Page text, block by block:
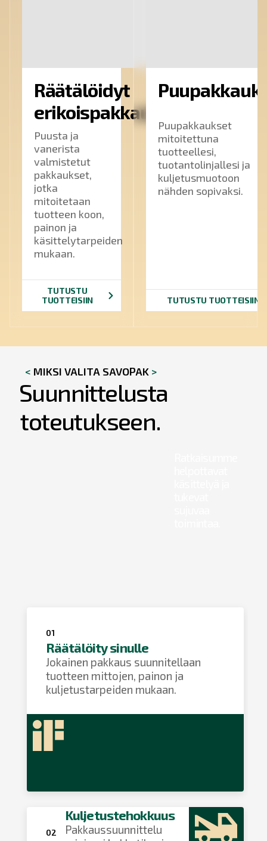
Räätälöidyt
erikoispakkaukset
Puusta ja
vanerista
valmistetut
pakkaukset,
jotka
mitoitetaan
tuotteen koon,
painon ja
käsittelytarpeiden
mukaan.
TUTUSTU
TUOTTEISIIN
Puupakkaukset
mitoitettuna
tuotteellesi,
tuotantolinjallesi ja
kuljetusmuotoon
nähden sopivaksi.
TUTUSTU TUOTTEISIIN
< MIKSI VALITA SAVOPAK >
Suunnittelusta
toteutukseen.
01
Räätälöity sinulle
Jokainen pakkaus suunnitellaan
tuotteen mittojen, painon ja
kuljetustarpeiden mukaan.
02
Kuljetustehokkuus
Pakkaussuunnittelu